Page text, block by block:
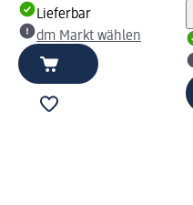
Lieferbar
dm Markt wählen